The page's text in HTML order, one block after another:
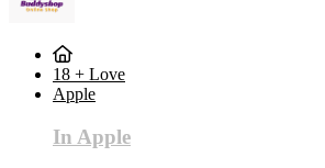
18 + Love
Apple
In Apple